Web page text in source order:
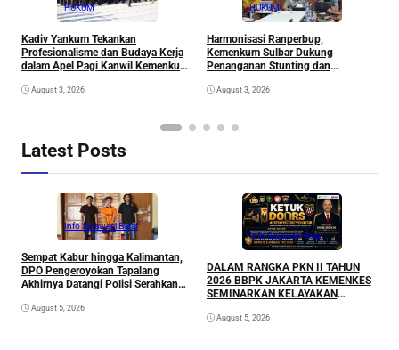
HUKUM
Kadiv Yankum Tekankan
Profesionalisme dan Budaya Kerja
dalam Apel Pagi Kanwil Kemenkum
August 3, 2026
HUKUM
Harmonisasi Ranperbup,
Kemenkum Sulbar Dukung
Penanganan Stunting dan
August 3, 2026
Latest Posts
Info Sulawesi Barat
Sempat Kabur hingga Kalimantan,
DPO Pengeroyokan Tapalang
Akhirnya Datangi Polisi Serahkan
August 5, 2026
Info Sulawesi Barat
DALAM RANGKA PKN II TAHUN
2026 BBPK JAKARTA KEMENKES
SEMINARKAN KELAYAKAN
PERUBAHAN KETUK DOORS
August 5, 2026